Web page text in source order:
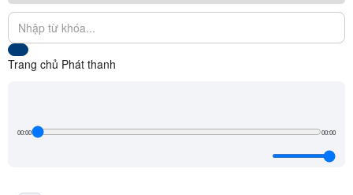
Trang chủ Phát thanh
00:00 00:00